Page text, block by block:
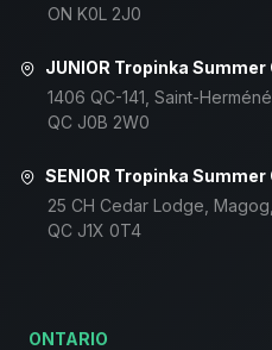
ON K0L 2J0
JUNIOR Tropinka
1406 QC-141, Saint-
QC J0B 2W0
SENIOR Tropinka
25 CH Cedar Lodge, Magog,
QC J1X 0T4
ONTARIO